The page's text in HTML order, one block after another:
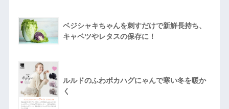
ベジシャキちゃんを刺すだけで新鮮長持ち、
キャベツやレタスの保存に！
ルルドのふわポカハグにゃんで寒い冬を暖か
く